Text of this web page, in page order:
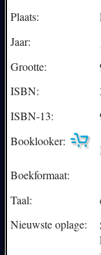
Plaats:
Jaar:
Grootte:
ISBN:
ISBN-13:
Booklooker:
Boekformaat:
Taal:
Nieuwste oplage: